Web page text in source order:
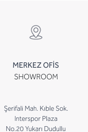
MERKEZ OFİS
SHOWROOM
Şerifali Mah. Kıble Sok.
Interspor Plaza
No.20 Yukarı Dudullu